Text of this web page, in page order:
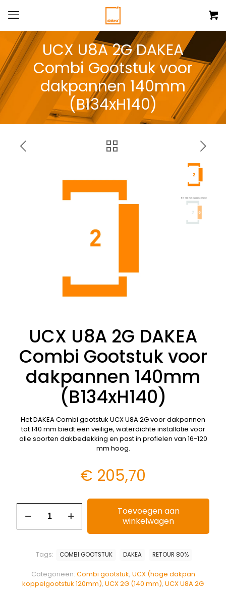
UCX U8A 2G DAKEA
Combi Gootstuk voor
dakpannen 140mm
(B134xH140)
UCX U8A 2G DAKEA
Combi Gootstuk voor
dakpannen 140mm
(B134xH140)
Het DAKEA Combi gootstuk UCX U8A 2G voor dakpannen
tot 140 mm biedt een veilige, waterdichte installatie voor
alle soorten dakbedekking en past in profielen van 16-120
mm hoog.
€ 205,70
Toevoegen aan
winkelwagen
Categorieën: Combi gootstuk, UCX (hoge dakpan
koppelgootstuk 120mm), UCX 2G (140 mm), UCX U8A 2G
Tags: COMBI GOOTSTUK DAKEA RETOUR 80%